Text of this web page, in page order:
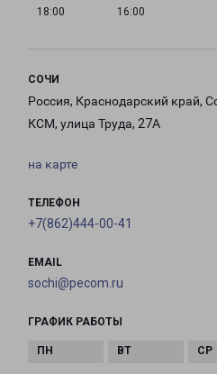
18:00 16:00
СОЧИ
Россия, Краснодарский край,
КСМ, улица Труда, 27А
на карте
ТЕЛЕФОН
+7(862)444-00-41
EMAIL
sochi@pecom.ru
ГРАФИК РАБОТЫ